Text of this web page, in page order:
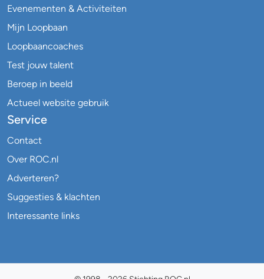
Evenementen & Activiteiten
Mijn Loopbaan
Loopbaancoaches
Test jouw talent
Beroep in beeld
Actueel website gebruik
Service
Contact
Over ROC.nl
Adverteren?
Suggesties & klachten
Interessante links